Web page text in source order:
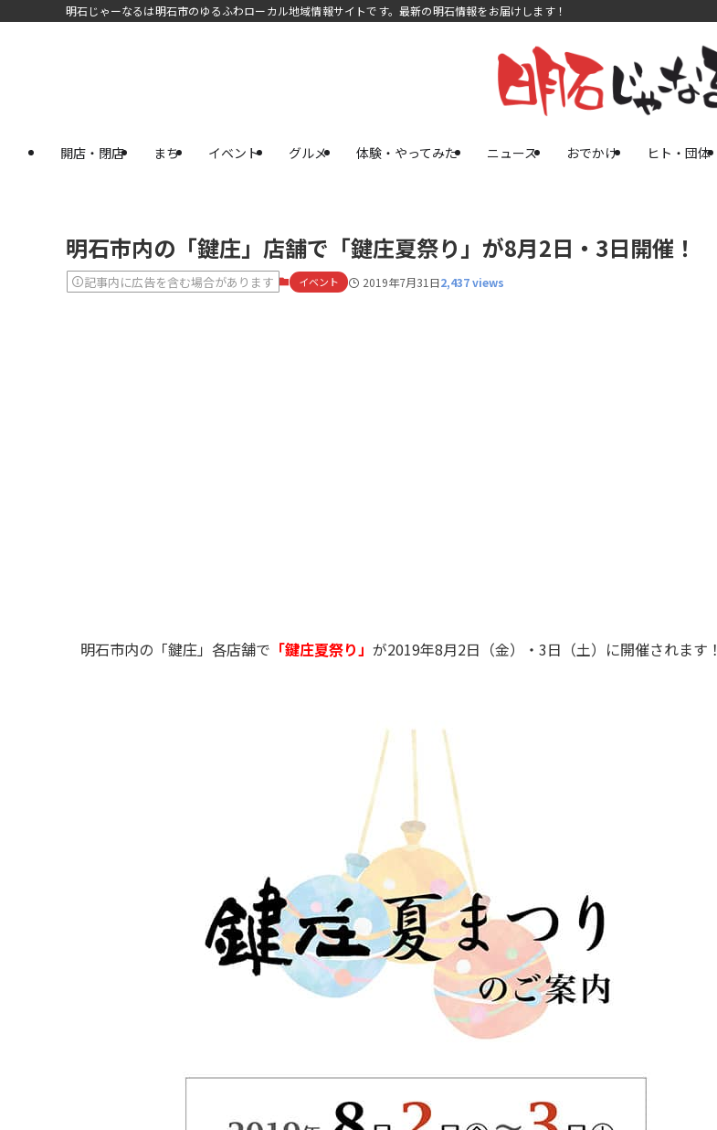
明石じゃーなるは明石市のゆるふわローカル地域情報サイトです。最新の明石情報をお届けします！
開店・閉店 まち イベント グルメ 体験・やってみた ニュース おでかけ ヒト・団体
明石市内の「鍵庄」店舗で「鍵庄夏祭り」が8月2日・3日開催！
記事内に広告を含む場合があります イベント 2019年7月31日2,437 views
明石市内の「鍵庄」各店舗で 「鍵庄夏祭り」 が2019年8月2日（金）・3日（土）に開催されます！